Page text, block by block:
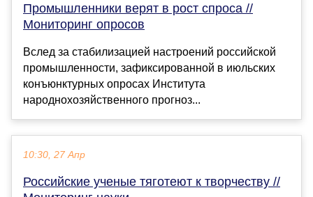
Промышленники верят в рост спроса //
Мониторинг опросов
Вслед за стабилизацией настроений российской
промышленности, зафиксированной в июльских
конъюнктурных опросах Института
народнохозяйственного прогноз...
10:30, 27 Апр
Российские ученые тяготеют к творчеству //